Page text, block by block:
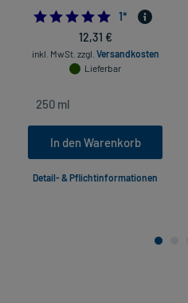
5.0
1*
12,31 €
inkl. MwSt. zzgl. Versandkosten
Lieferbar
In den Warenkorb
Detail- & Pflichtinformationen